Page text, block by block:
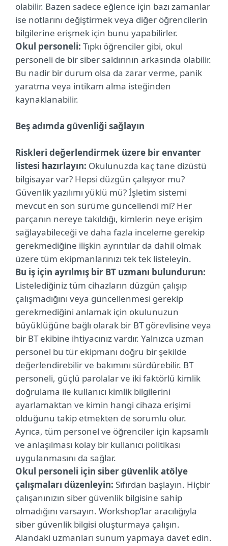
olabilir. Bazen sadece eğlence için bazı zamanlar
ise notlarını değiştirmek veya diğer öğrencilerin
bilgilerine erişmek için bunu yapabilirler.
Okul personeli: Tıpkı öğrenciler gibi, okul
personeli de bir siber saldırının arkasında olabilir.
Bu nadir bir durum olsa da zarar verme, panik
yaratma veya intikam alma isteğinden
kaynaklanabilir.
Beş adımda güvenliği sağlayın
Riskleri değerlendirmek üzere bir envanter
listesi hazırlayın: Okulunuzda kaç tane dizüstü
bilgisayar var? Hepsi düzgün çalışıyor mu?
Güvenlik yazılımı yüklü mü? İşletim sistemi
mevcut en son sürüme güncellendi mi? Her
parçanın nereye takıldığı, kimlerin neye erişim
sağlayabileceği ve daha fazla inceleme gerekip
gerekmediğine ilişkin ayrıntılar da dahil olmak
üzere tüm ekipmanlarınızı tek tek listeleyin.
Bu iş için ayrılmış bir BT uzmanı bulundurun:
Listelediğiniz tüm cihazların düzgün çalışıp
çalışmadığını veya güncellenmesi gerekip
gerekmediğini anlamak için okulunuzun
büyüklüğüne bağlı olarak bir BT görevlisine veya
bir BT ekibine ihtiyacınız vardır. Yalnızca uzman
personel bu tür ekipmanı doğru bir şekilde
değerlendirebilir ve bakımını sürdürebilir. BT
personeli, güçlü parolalar ve iki faktörlü kimlik
doğrulama ile kullanıcı kimlik bilgilerini
ayarlamaktan ve kimin hangi cihaza erişimi
olduğunu takip etmekten de sorumlu olur.
Ayrıca, tüm personel ve öğrenciler için kapsamlı
ve anlaşılması kolay bir kullanıcı politikası
uygulanmasını da sağlar.
Okul personeli için siber güvenlik atölye
çalışmaları düzenleyin: Sıfırdan başlayın. Hiçbir
çalışanınızın siber güvenlik bilgisine sahip
olmadığını varsayın. Workshop’lar aracılığıyla
siber güvenlik bilgisi oluşturmaya çalışın.
Alandaki uzmanları sunum yapmaya davet edin.